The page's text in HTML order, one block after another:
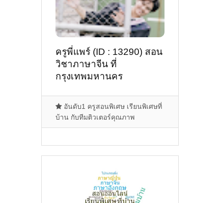
ครูพี่แพร์ (ID : 13290) สอน
วิชาภาษาจีน ที่
กรุงเทพมหานคร
อันดับ1 ครูสอนพิเศษ เรียนพิเศษที่
บ้าน กับทีมติวเตอร์คุณภาพ